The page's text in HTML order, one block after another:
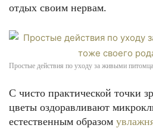
отдых своим нервам.
Простые действия по уходу за живыми
С чисто практической точки
цветы оздоравливают
естественным образом